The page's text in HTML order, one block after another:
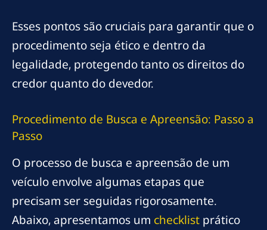
Esses pontos são cruciais para garantir que o
procedimento seja ético e dentro da
legalidade, protegendo tanto os direitos do
credor quanto do devedor.
Procedimento de Busca e Apreensão: Passo a
Passo
O processo de busca e apreensão de um
veículo envolve algumas etapas que
precisam ser seguidas rigorosamente.
Abaixo, apresentamos um checklist prático